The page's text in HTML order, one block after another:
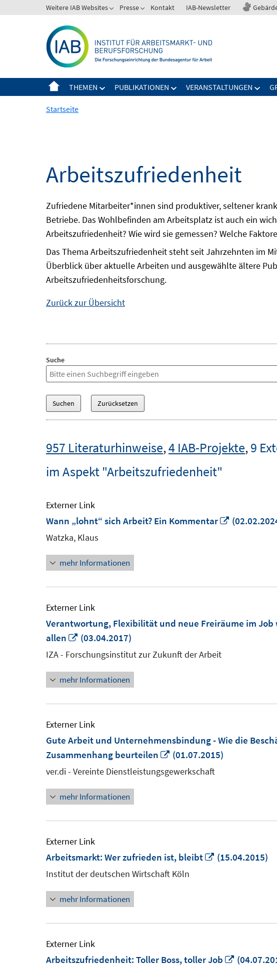
zum
Weitere IAB Websites Presse Kontakt IAB-Newsletter
THEMEN PUBLIKATIONEN VERANSTALTUNGEN
Startseite
Arbeitszufriedenheit
Zufriedene Mitarbeiter*innen sind produktiver, seltener
Betriebe. Das Wohlbefinden am Arbeitsplatz ist auch ein
Arbeitszufriedenheit? Wie wird sie gemessen? Welche
Das Thema Arbeitszufriedenheit steht seit Jahrzehnten im
Überblick über aktuelle Arbeiten und ausgewählte ältere
Arbeitszufriedenheitsforschung.
Zurück zur Übersicht
Suche
957 Literaturhinweise,4 IAB-Projekte,9
im Aspekt "Arbeitszufriedenheit"
Externer Link
Wann „lohnt“ sich Arbeit? Ein Kommentar
In
Watzka, Klaus
mehr Informationen
Externer Link
Verantwortung, Flexibilität und neue Freiräume im Job
allen
In
neuem
öffnen
(03.04.2017)
IZA - Forschungsinstitut zur Zukunft der Arbeit
mehr Informationen
Externer Link
Gute Arbeit und Unternehmensbindung - Wie die
Zusammenhang beurteilen
In
neuem
(01.07.2015)
ver.di - Vereinte Dienstleistungsgewerkschaft
mehr Informationen
Externer Link
Arbeitsmarkt: Wer zufrieden ist, bleibt
In
(15.04.2015)
Institut der deutschen Wirtschaft Köln
mehr Informationen
Externer Link
Arbeitszufriedenheit: Toller Boss, toller Job
In